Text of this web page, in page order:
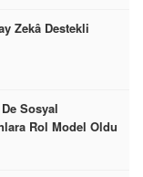
Zekâ Destekli
Sosyal
Rol Model Oldu